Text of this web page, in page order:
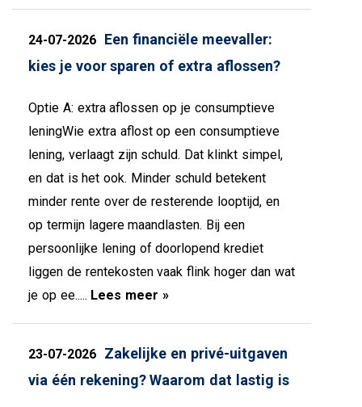
24-07-2026 Een financiële meevaller:
kies je voor sparen of extra aflossen?
Optie A: extra aflossen op je consumptieve
leningWie extra aflost op een consumptieve
lening, verlaagt zijn schuld. Dat klinkt simpel,
en dat is het ook. Minder schuld betekent
minder rente over de resterende looptijd, en
op termijn lagere maandlasten. Bij een
persoonlijke lening of doorlopend krediet
liggen de rentekosten vaak flink hoger dan wat
je op ee..... Lees meer »
23-07-2026 Zakelijke en privé-uitgaven
via één rekening? Waarom dat lastig is